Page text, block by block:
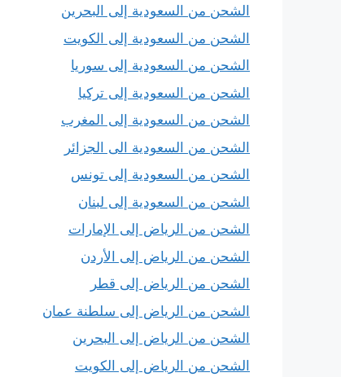
الشحن من السعودية إلى البحرين
الشحن من السعودية إلى الكويت
الشحن من السعودية إلى سوريا
الشحن من السعودية إلى تركيا
الشحن من السعودية إلى المغرب
الشحن من السعودية الى الجزائر
الشحن من السعودية إلى تونس
الشحن من السعودية إلى لبنان
الشحن من الرياض إلى الإمارات
الشحن من الرياض إلى الأردن
الشحن من الرياض إلى قطر
الشحن من الرياض إلى سلطنة عمان
الشحن من الرياض إلى البحرين
الشحن من الرياض إلى الكويت